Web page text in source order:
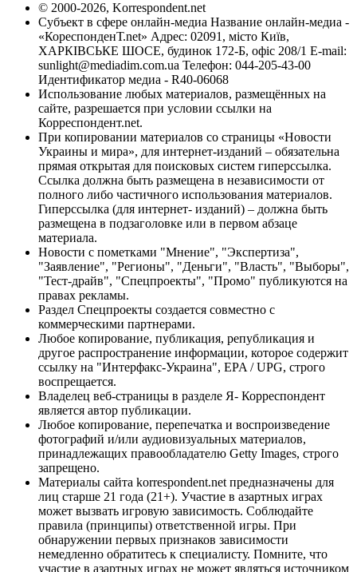
© 2000-2026, Korrespondent.net
Субъект в сфере онлайн-медиа Название онлайн-медиа -
«КореспонденТ.net» Адрес: 02091, місто Київ,
ХАРКІВСЬКЕ ШОСЕ, будинок 172-Б, офіс 208/1 E-mail:
sunlight@mediadim.com.ua Телефон: 044-205-43-00
Идентификатор медиа - R40-06068
Использование любых материалов, размещённых на
сайте, разрешается при условии ссылки на
Корреспондент.net.
При копировании материалов со страницы «Новости
Украины и мира», для интернет-изданий – обязательна
прямая открытая для поисковых систем гиперссылка.
Ссылка должна быть размещена в независимости от
полного либо частичного использования материалов.
Гиперссылка (для интернет- изданий) – должна быть
размещена в подзаголовке или в первом абзаце
материала.
Новости с пометками "Мнение", "Экспертиза",
"Заявление", "Регионы", "Деньги", "Власть", "Выборы",
"Тест-драйв", "Спецпроекты", "Промо" публикуются на
правах рекламы.
Раздел Спецпроекты создается совместно с
коммерческими партнерами.
Любое копирование, публикация, републикация и
другое распространение информации, которое содержит
ссылку на "Интерфакс-Украина", EPA / UPG, строго
воспрещается.
Владелец веб-страницы в разделе Я- Корреспондент
является автор публикации.
Любое копирование, перепечатка и воспроизведение
фотографий и/или аудиовизуальных материалов,
принадлежащих правообладателю Getty Images, строго
запрещено.
Материалы сайта korrespondent.net предназначены для
лиц старше 21 года (21+). Участие в азартных играх
может вызвать игровую зависимость. Соблюдайте
правила (принципы) ответственной игры. При
обнаружении первых признаков зависимости
немедленно обратитесь к специалисту. Помните, что
участие в азартных играх не может являться источником